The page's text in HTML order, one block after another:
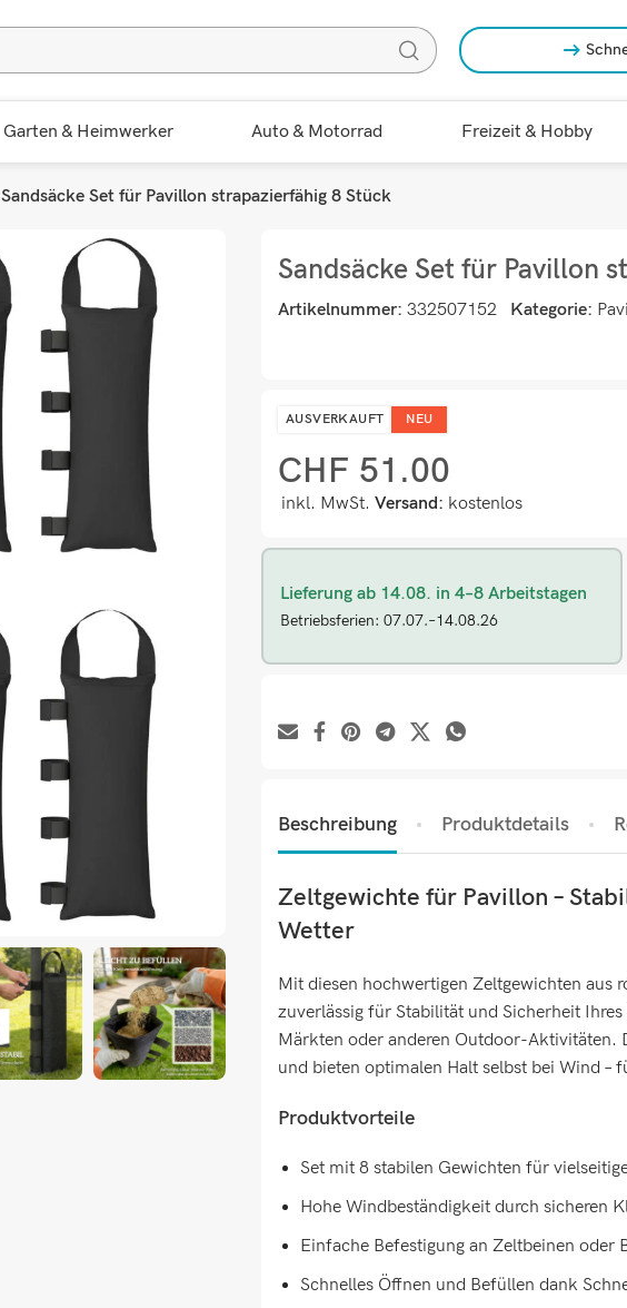
Garten & Heimwerker Auto & Motorrad Freizeit & Hobby
Sandsäcke Set für Pavillon strapazierfähig 8 Stück
Sandsäcke Set für Pavillon
Artikelnummer: 332507152 Kategorie:
AUSVERKAUFT NEU
CHF 51.00
inkl. MwSt. Versand: kostenlos
Lieferung ab 14.08. in 4–8 Arbeitstagen
Betriebsferien: 07.07.–14.08.26
Beschreibung Produktdetails
Zeltgewichte für Pavillon –
Wetter
Mit diesen hochwertigen Zeltgewichten aus
zuverlässig für Stabilität und Sicherheit
Märkten oder anderen Outdoor-Aktivitäten.
und bieten optimalen Halt selbst bei Wind –
Produktvorteile
Set mit 8 stabilen Gewichten für
Hohe Windbeständigkeit durch sicheren
Einfache Befestigung an Zeltbeinen oder
Schnelles Öffnen und Befüllen dank